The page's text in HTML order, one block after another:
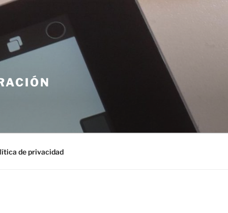
de privacidad